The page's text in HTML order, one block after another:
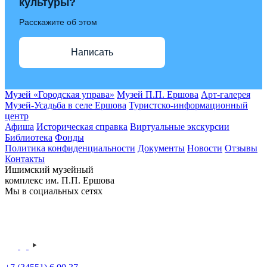
Расскажите об этом
Написать
Музей «Городская управа» Музей П.П. Ершова Арт-галерея
Музей-Усадьба в селе Ершова Туристско-информационный
центр
Афиша Историческая справка Виртуальные экскурсии
Библиотека Фонды
Политика конфиденциальности Документы Новости Отзывы
Контакты
Ишимский музейный
комплекс им. П.П. Ершова
Мы в социальных сетях